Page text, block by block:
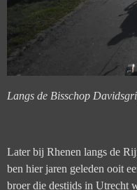
Langs de Bisschop
Later bij Rhenen langs de
ben hier jaren geleden ooit
broer die destijds in Utrecht